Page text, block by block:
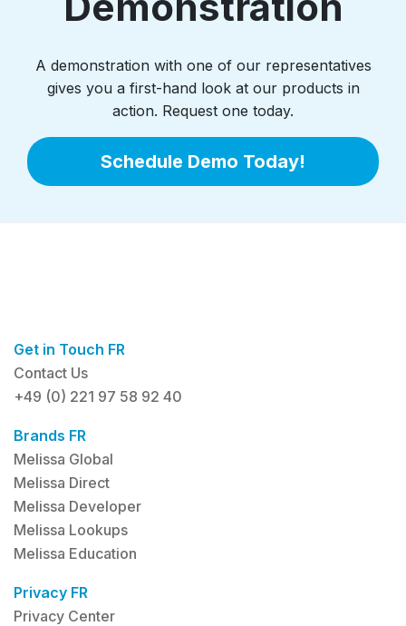
A demonstration with one of our representatives
gives you a first-hand look at our products in
action. Request one today.
Schedule Demo Today!
Get in Touch FR
Contact Us
+49 (0) 221 97 58 92 40
Brands FR
Melissa Global
Melissa Direct
Melissa Developer
Melissa Lookups
Melissa Education
Privacy FR
Privacy Center